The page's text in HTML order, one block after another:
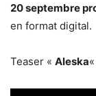
20 septembre
en format digital.
Teaser « Aleska